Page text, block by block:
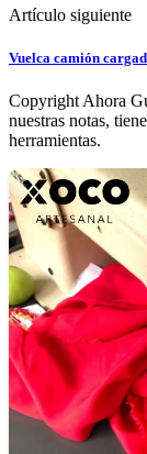
Artículo siguiente
Vuelca camión
Copyright Ahora
nuestras notas,
herramientas.